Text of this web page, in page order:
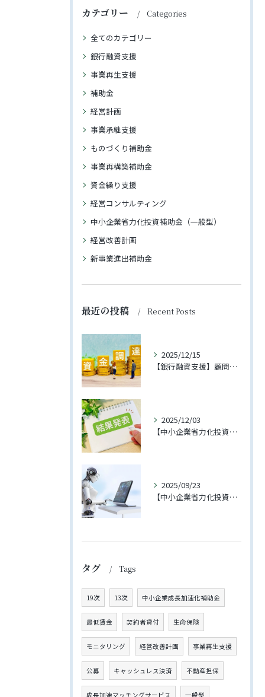
カテゴリー Categories
全てのカテゴリー
銀行融資支援
事業再生支援
補助金
経営計画
事業承継支援
ものづくり補助金
事業再構築補助金
資金繰り支援
経営コンサルティング
中小企業省力化投資補助金（一般型）
経営改善計画
新事業進出補助金
最近の投稿 Recent Posts
2025/12/15
【銀行融資支援】顧問先への融資が実行されました
2025/12/03
【中小企業省力化投資補助金（一般型）】第3回に支援先企業様が採択されました！
2025/09/23
【中小企業省力化投資補助金（一般型）】4回の公募が開始されました【2025年11月下旬締切予定】
タグ Tags
19次 13次 中小企業成長加速化補助金
最低賃金 契約者貸付 生命保険
モニタリング 経営改善計画 事業再生支援
公募 キャッシュレス決済 不動産担保
成長加速マッチングサービス 一般型